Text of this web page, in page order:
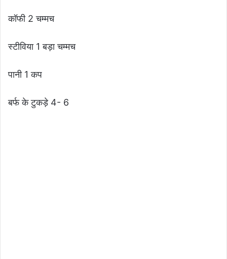
कॉफी 2 चम्मच
स्टीविया 1 बड़ा चम्मच
पानी 1 कप
बर्फ के टुकड़े 4- 6